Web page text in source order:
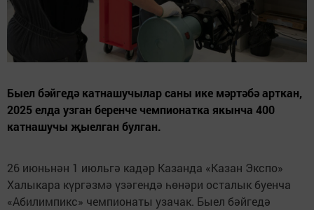
Быел бәйгедә катнашучылар саны ике мәртәбә арткан,
2025 елда узган беренче чемпионатка якынча 400
катнашучы җыелган булган.
26 июньнән 1 июльгә кадәр Казанда «Казан Экспо»
Халыкара күргәзмә үзәгендә һөнәри осталык буенча
«Абилимпикс» чемпионаты узачак. Быел бәйгедә